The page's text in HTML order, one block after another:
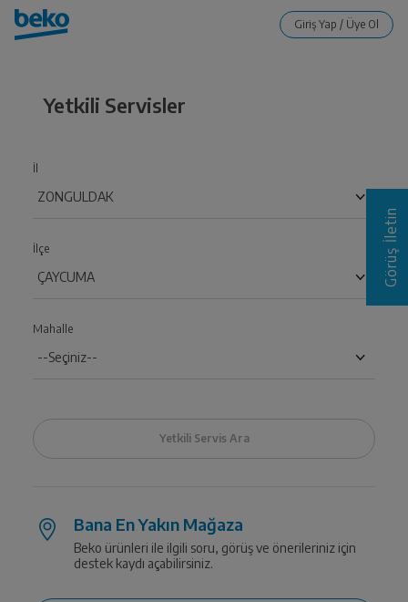
Yetkili Servisler
İl
İlçe
Mahalle
Bana En Yakın Mağaza
Beko ürünleri ile ilgili soru, görüş ve önerileriniz için
destek kaydı açabilirsiniz.
Görüş İletin